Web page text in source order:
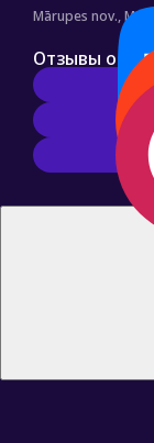
Mārupes nov.,
Отзывы о нас